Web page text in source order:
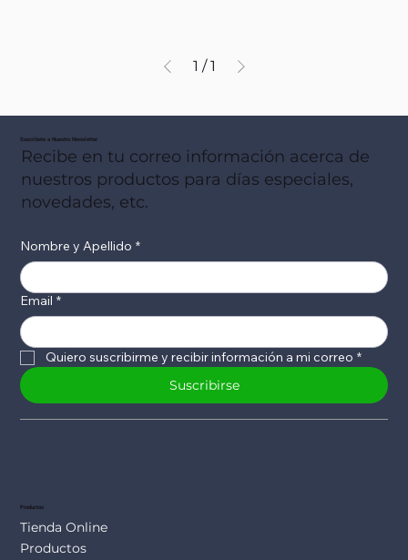
1 / 1
Suscribete a Nuestro Newsletter
Recibe en tu correo información acerca de
nuestros productos para días especiales,
novedades, etc.
Nombre y Apellido *
Email *
Quiero suscribirme y recibir información a mi correo *
Suscribirse
Productos
Tienda Online
Productos